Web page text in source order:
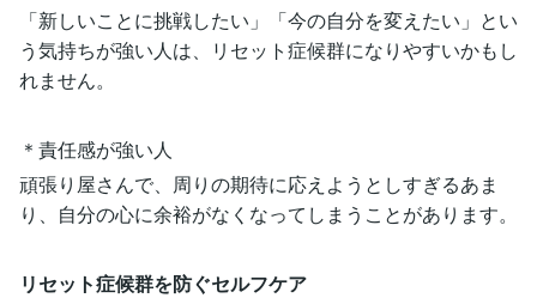
「新しいことに挑戦したい」「今の自分を変えたい」とい
う気持ちが強い人は、リセット症候群になりやすいかもし
れません。
＊責任感が強い人
頑張り屋さんで、周りの期待に応えようとしすぎるあま
り、自分の心に余裕がなくなってしまうことがあります。
リセット症候群を防ぐセルフケア